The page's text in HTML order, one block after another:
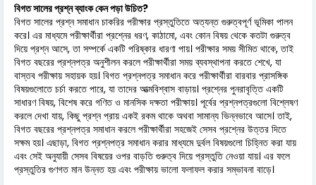
বিগত সালের প্রশ্ন ব্যাংক কেন পড়া উচিত?
বিগত সালের প্রশ্ন সমাধান চাকরির পরীক্ষার প্রস্তুতিতে অত্যন্ত গুরুত্বপূর্ণ ভূমিকা পালন
করে। এর মাধ্যমে পরীক্ষার্থীরা প্রশ্নের ধরণ, কাঠামো, এবং কোন বিষয় থেকে কতটা গুরুত্ব
দিয়ে প্রশ্ন আসে, তা সম্পর্কে একটি পরিষ্কার ধারণা পায়। পরীক্ষার সময় সীমিত থাকে, তাই
বিগত বছরের প্রশ্নপত্র অনুশীলন করলে পরীক্ষার্থীরা সময় ব্যবস্থাপনা করতে শেখে, যা
বাস্তব পরীক্ষায় সহায়ক হয়। বিগত প্রশ্নপত্র সমাধান করে পরীক্ষার্থীরা বারবার প্রাসঙ্গিক
বিষয়গুলোতে চর্চা করতে পারে, যা তাদের আত্মবিশ্বাস বাড়ায়। প্রশ্নের পুনরাবৃত্তি একটি
সাধারণ বিষয়, বিশেষ করে গণিত ও মানসিক দক্ষতা পরীক্ষায়। পূর্বের প্রশ্নপত্রগুলো বিশ্লেষণ
করলে দেখা যায়, কিছু প্রশ্ন প্রায় একই রকম থাকে অথবা সামান্য ভিন্নভাবে আসে। তাই,
বিগত বছরের প্রশ্নপত্র সমাধান করলে পরীক্ষার্থীরা সহজেই সেসব প্রশ্নের উত্তর দিতে
সক্ষম হয়। এছাড়া, বিগত প্রশ্নপত্র সমাধান করার মাধ্যমে দুর্বল বিষয়গুলো চিহ্নিত করা যায়
এবং সেই অনুযায়ী সেসব বিষয়ের ওপর বাড়তি গুরুত্ব দিয়ে প্রস্তুতি নেওয়া যায়। এর ফলে
প্রস্তুতির গুণগত মান উন্নত হয় এবং পরীক্ষায় ভালো ফলাফল করার সম্ভাবনা বাড়ে।